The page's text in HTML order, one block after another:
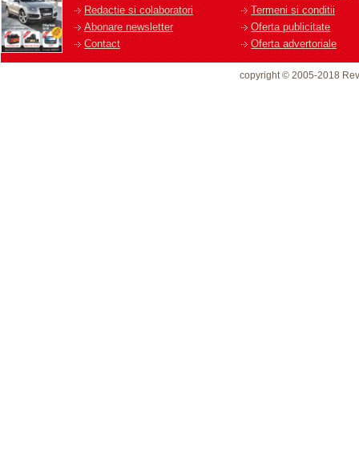
Redactie si colaboratori
Abonare newsletter
Contact
Termeni si conditii
Oferta publicitate
Oferta advertoriale
copyright © 2005-2018